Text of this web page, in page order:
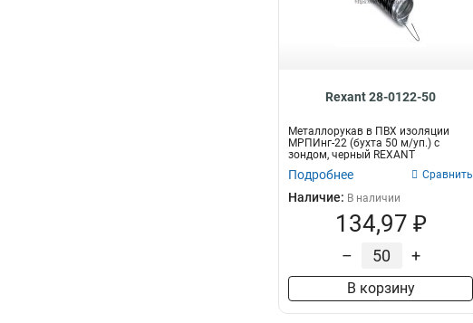
Rexant 28-0122-50
Металлорукав в ПВХ изоляции
МРПИнг-22 (бухта 50 м/уп.) с
зондом, черный REXANT
Подробнее Сравнить
Наличие: В наличии
134,97 ₽
– +
В корзину